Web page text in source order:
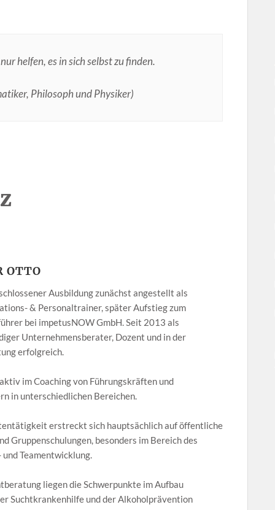
helfen, es in sich selbst zu finden.
Philosoph und Physiker)
OTTO
Ausbildung zunächst angestellt als
& Personaltrainer, später Aufstieg zum
bei impetusNOW GmbH. Seit 2013 als
Unternehmensberater, Dozent und in der
erfolgreich.
im Coaching von Führungskräften und
in unterschiedlichen Bereichen.
erstreckt sich hauptsächlich auf öffentliche
Gruppenschulungen, besonders im Bereich des
und Teamentwicklung.
liegen die Schwerpunkte im Aufbau
Suchtkrankenhilfe und der Alkoholprävention